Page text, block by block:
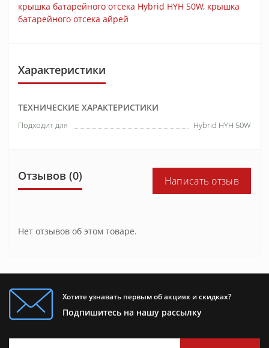
крышка батарейного отсека Hybrid HYH 50W, крышка
батарейного отсека айрей
Характеристики
ТЕХНИЧЕСКИЕ ХАРАКТЕРИСТИКИ
Подходит для Hybrid HYH 50W
Отзывов (0) Написать отзыв
Нет отзывов об этом товаре.
Хотите узнавать первым об акциях и скидках?
Подпишитесь на нашу рассылку